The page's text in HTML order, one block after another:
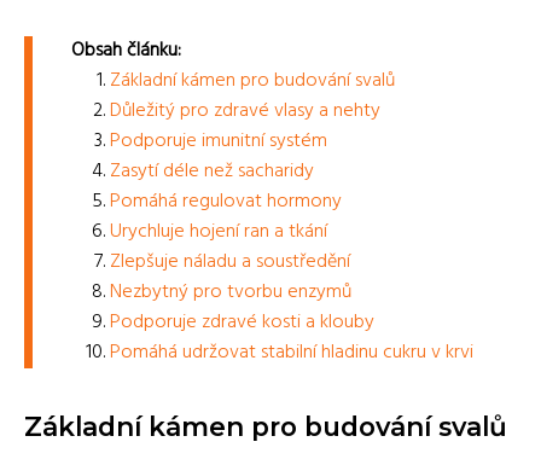
Obsah článku:
Základní kámen pro budování svalů
Důležitý pro zdravé vlasy a nehty
Podporuje imunitní systém
Zasytí déle než sacharidy
Pomáhá regulovat hormony
Urychluje hojení ran a tkání
Zlepšuje náladu a soustředění
Nezbytný pro tvorbu enzymů
Podporuje zdravé kosti a klouby
Pomáhá udržovat stabilní hladinu cukru v krvi
Základní kámen pro budování svalů